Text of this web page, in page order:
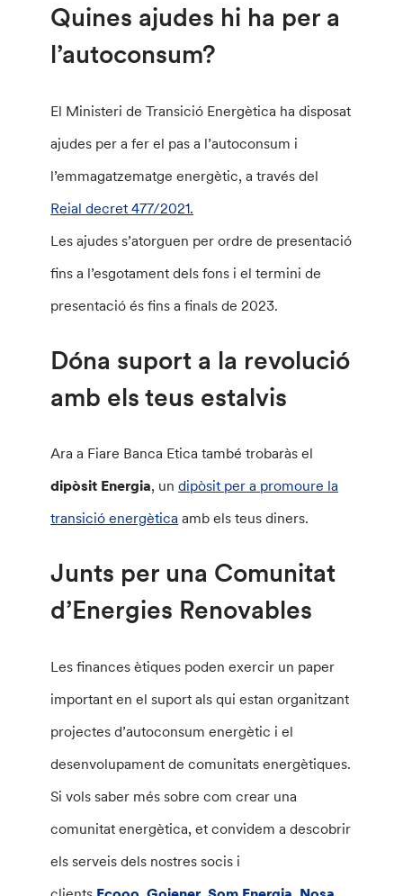
Quines ajudes hi ha per a
l’autoconsum?
El Ministeri de Transició Energètica ha disposat
ajudes per a fer el pas a l’autoconsum i
l’emmagatzematge energètic, a través del
Reial decret 477/2021.
Les ajudes s’atorguen per ordre de presentació
fins a l’esgotament dels fons i el termini de
presentació és fins a finals de 2023.
Dóna suport a la revolució
amb els teus estalvis
Ara a Fiare Banca Etica també trobaràs el
dipòsit Energia, undipòsit per a promoure la
transició energètica amb els teus diners.
Junts per una Comunitat
d’Energies Renovables
Les finances ètiques poden exercir un paper
important en el suport als qui estan organitzant
projectes d’autoconsum energètic i el
desenvolupament de comunitats energètiques.
Si vols saber més sobre com crear una
comunitat energètica, et convidem a descobrir
els serveis dels nostres socis i